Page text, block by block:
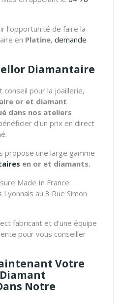
l’opportunité de faire la
en Platine, demande
Diamantaire
pour la joaillerie,
or et diamant
dans nos ateliers
d'un prix en direct
propose une large gamme
en or et diamants.
Made In France.
au 3 Rue Simon
fabricant et d'une équipe
pour vous conseiller
Votre
Notre